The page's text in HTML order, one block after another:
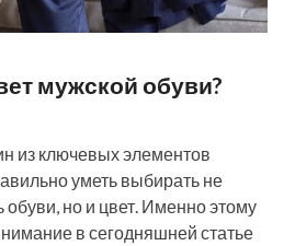
мужской обуви?
из ключевых элементов
уметь выбирать не
обуви, но и цвет. Именно этому
в сегодняшней статье